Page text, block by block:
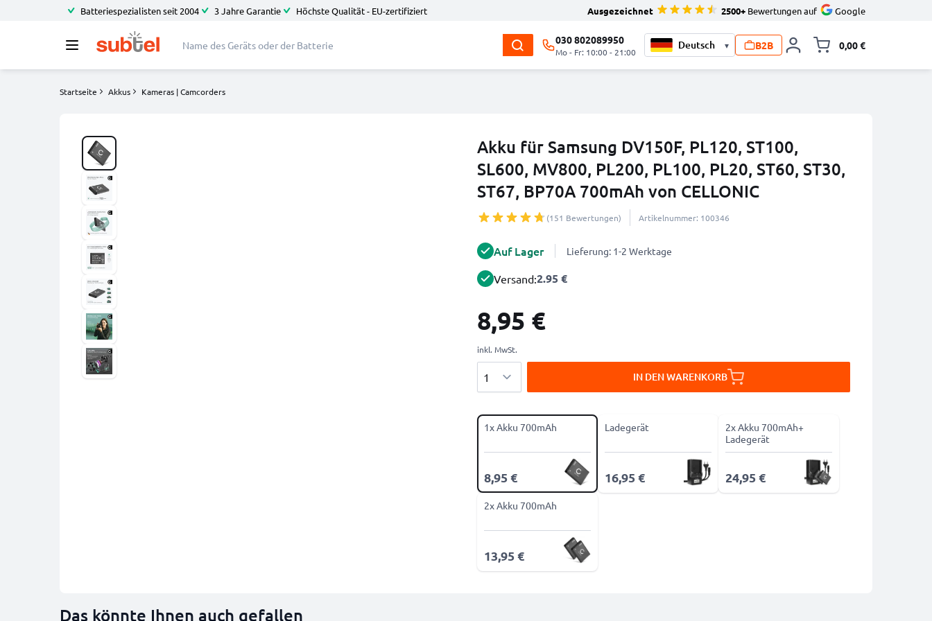
Batteriespezialisten seit 2004 3 Jahre Garantie Höchste Qualität - EU-zertifiziert Ausgezeichnet 2500+ Bewertungen auf Google
030 802089950
Mo - Fr: 10:00 - 21:00
▾ B2B 0,00 €
Startseite Akkus Kameras | Camcorders
Akku für Samsung DV150F, PL120, ST100,
SL600, MV800, PL200, PL100, PL20, ST60, ST30,
ST67, BP70A 700mAh von CELLONIC
(151 Bewertungen) Artikelnummer: 100346
Auf Lager Lieferung: 1-2 Werktage
Versand:2.95 €
8,95 €
inkl. MwSt.
IN DEN WARENKORB
1x Akku 700mAh
8,95 €
Ladegerät
16,95 €
2x Akku 700mAh+
Ladegerät
24,95 €
2x Akku 700mAh
13,95 €
Das könnte Ihnen auch gefallen